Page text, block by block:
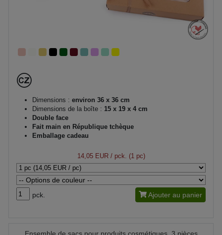
Dimensions : environ 36 x 36 cm
Dimensions de la boîte : 15 x 19 x 4 cm
Double face
Fait main en République tchèque
Emballage cadeau
14,05 EUR/ pck. (1 pc)
pck. Ajouter au panier
Ensemble de sacs pour produits cosmétiques, 3 pièces